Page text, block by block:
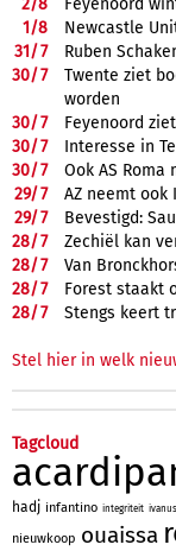
1/8
Newcastle
31/7
Ruben
30/7
Twente ziet
worden
30/7
Feyenoord
30/7
Interesse in
30/7
Ook AS Roma
29/7
AZ neemt ook
29/7
Bevestigd:
28/7
Zechiël kan
28/7
Van
28/7
Forest staakt
28/7 Stengs keert
Stel hier in welk
Tagcloud
hadj infantino integriteit
nieuwkoop ouaissa